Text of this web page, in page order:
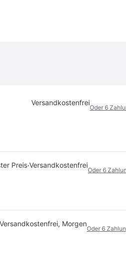
Versandkostenfrei
Oder 6
Preis·Versandkostenfrei
Oder 6
Versandkostenfrei, Morgen
Oder 6